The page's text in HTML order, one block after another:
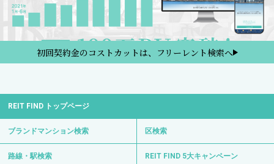
初回契約金のコストカットは、フリーレント検索へ
REIT FIND トップページ
ブランドマンション検索 区検索
路線・駅検索 REIT FIND 5大キャンペーン